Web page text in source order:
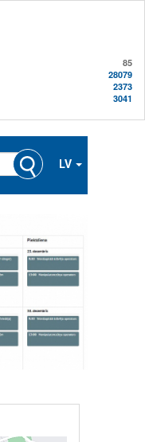
85
28079
2373
3041
LV